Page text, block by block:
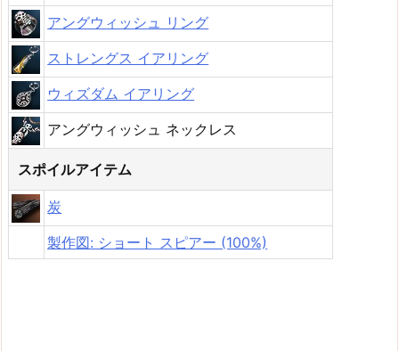
アングウィッシュ リング
ストレングス イアリング
ウィズダム イアリング
アングウィッシュ ネックレス
スポイルアイテム
炭
製作図: ショート スピアー (100%)